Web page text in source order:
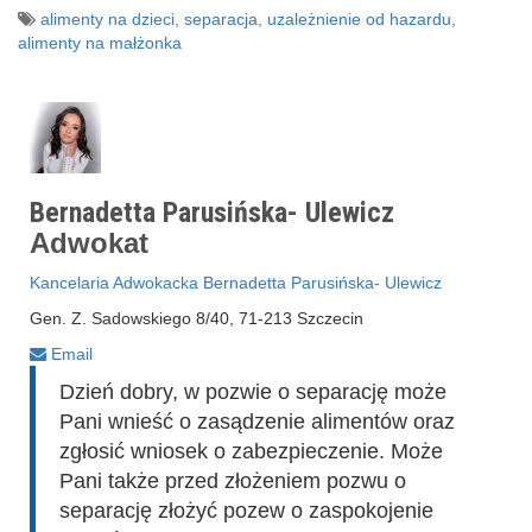
alimenty na dzieci separacja uzależnienie od hazardu
alimenty na małżonka
Bernadetta Parusińska- Ulewicz
Adwokat
Kancelaria Adwokacka Bernadetta Parusińska- Ulewicz
Gen. Z. Sadowskiego 8/40, 71-213 Szczecin
Email
Dzień dobry, w pozwie o separację może
Pani wnieść o zasądzenie alimentów oraz
zgłosić wniosek o zabezpieczenie. Może
Pani także przed złożeniem pozwu o
separację złożyć pozew o zaspokojenie